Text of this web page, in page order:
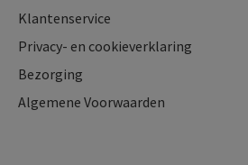
Klantenservice
Privacy- en cookieverklaring
Bezorging
Algemene Voorwaarden